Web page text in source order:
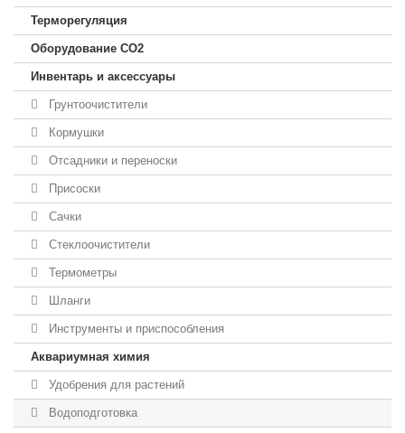
Терморегуляция
Оборудование CO2
Инвентарь и аксессуары
Грунтоочистители
Кормушки
Отсадники и переноски
Присоски
Сачки
Стеклоочистители
Термометры
Шланги
Инструменты и приспособления
Аквариумная химия
Удобрения для растений
Водоподготовка